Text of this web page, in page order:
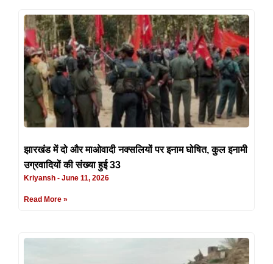
झारखंड में दो और माओवादी नक्सलियों पर इनाम घोषित, कुल इनामी
उग्रवादियों की संख्या हुई 33
Kriyansh June 11, 2026
Read More »